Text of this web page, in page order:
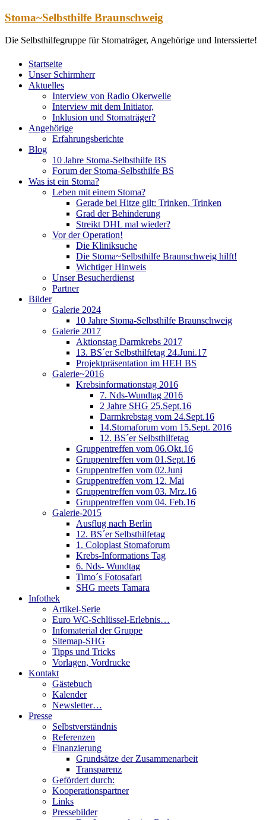
Zum
springen
Stoma~Selbsthilfe Braunschweig
Die Selbsthilfegruppe für Stomaträger, Angehörige und Interssierte!
Startseite
Unser Schirmherr
Aktuelles
Interview von Radio Okerwelle
Interview mit dem Initiator,
Inklusion und Stomaträger?
Angehörige
Erfahrungsberichte
Blog
10 Jahre Stoma-Selbsthilfe BS
Forum der Stoma-Selbsthilfe BS
Was ist ein Stoma?
Leben mit einem Stoma?
Gerade bei Hitze gilt: Trinken, Trinken
Grad der Behinderung
Streikt DHL mal wieder?
Vor der Operation!
Die Kliniksuche
Die Stoma~Selbsthilfe Braunschweig hilft!
Wichtiger Hinweis
Unser Besucherdienst
Partner
Bilder
Galerie 2024
10 Jahre Stoma-Selbsthilfe Braunschweig
Galerie 2017
Aktionstag Darmkrebs 2017
13. BS´er Selbsthilfetag 24.Juni.17
Projektpräsentation im HEH BS
Galerie~2016
Krebsinformationstag 2016
7. Nds-Wundtag 2016
2 Jahre SHG 25.Sept.16
Darmkrebstag vom 24.Sept.16
14.Stomaforum vom 15.Sept. 2016
12. BS´er Selbsthilfetag
Gruppentreffen vom 06.Okt.16
Gruppentreffen vom 01.Sept.16
Gruppentreffen vom 02.Juni
Gruppentreffen vom 12. Mai
Gruppentreffen vom 03. Mrz.16
Gruppentreffen vom 04. Feb.16
Galerie-2015
Ausflug nach Berlin
12. BS´er Selbsthilfetag
1. Coloplast Stomaforum
Krebs-Informations Tag
6. Nds- Wundtag
Timo´s Fotosafari
SHG meets Tamara
Infothek
Artikel-Serie
Euro WC-Schlüssel-Erlebnis…
Infomaterial der Gruppe
Sitemap-SHG
Tipps und Tricks
Vorlagen, Vordrucke
Kontakt
Gästebuch
Kalender
Newsletter…
Presse
Selbstverständnis
Referenzen
Finanzierung
Grundsätze der Zusammenarbeit
Transparenz
Gefördert durch:
Kooperationspartner
Links
Pressebilder